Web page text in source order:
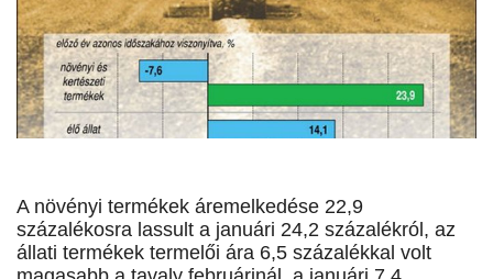
A növényi termékek áremelkedése 22,9
százalékosra lassult a januári 24,2 százalékról, az
állati termékek termelői ára 6,5 százalékkal volt